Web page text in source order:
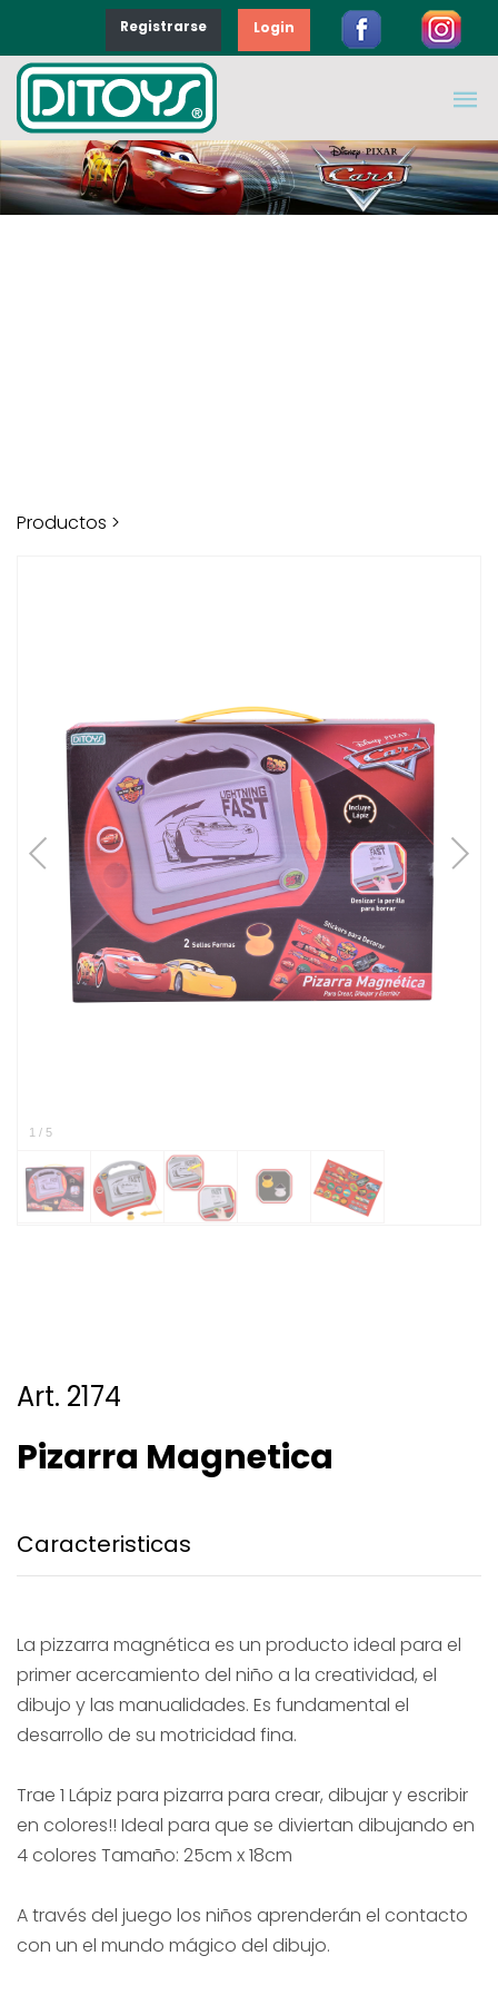
Registrarse Login
Productos >
1 / 5
Art. 2174
Pizarra Magnetica
Caracteristicas
La pizzarra magnética es un producto ideal para el
primer acercamiento del niño a la creatividad, el
dibujo y las manualidades. Es fundamental el
desarrollo de su motricidad fina.
Trae 1 Lápiz para pizarra para crear, dibujar y escribir
en colores!! Ideal para que se diviertan dibujando en
4 colores Tamaño: 25cm x 18cm
A través del juego los niños aprenderán el contacto
con un el mundo mágico del dibujo.